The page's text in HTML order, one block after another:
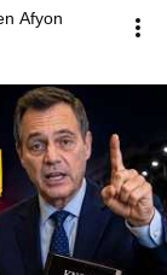
Afyon